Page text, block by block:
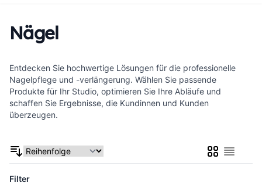
Nägel
Entdecken Sie hochwertige Lösungen für die professionelle
Nagelpflege und -verlängerung. Wählen Sie passende
Produkte für Ihr Studio, optimieren Sie Ihre Abläufe und
schaffen Sie Ergebnisse, die Kundinnen und Kunden
überzeugen.
ListeListe
Filter